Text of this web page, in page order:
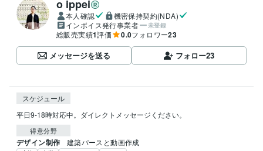
o ippei
本人確認
機密保持契約(NDA)
インボイス発行事業者
未登録
総販売実績1評価 0.0フォロワー23
メッセージを送る フォロー23
スケジュール
平日9-18時対応中。ダイレクトメッセージください。
得意分野
デザイン制作 建築パースと動画作成